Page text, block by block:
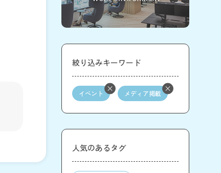
絞り込みキーワード
イベント メディア掲載
人気のあるタグ